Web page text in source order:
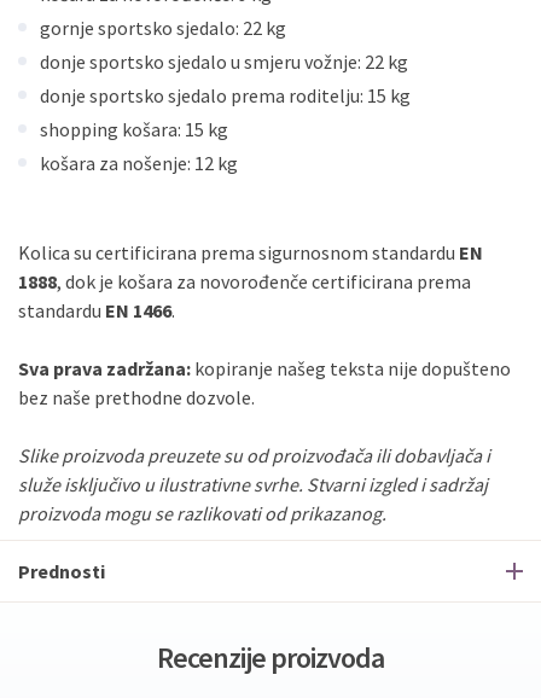
gornje sportsko sjedalo: 22 kg
donje sportsko sjedalo u smjeru vožnje: 22 kg
donje sportsko sjedalo prema roditelju: 15 kg
shopping košara: 15 kg
košara za nošenje: 12 kg
Kolica su certificirana prema sigurnosnom standardu EN
1888, dok je košara za novorođenče certificirana prema
standardu EN 1466.
Sva prava zadržana: kopiranje našeg teksta nije dopušteno
bez naše prethodne dozvole.
Slike proizvoda preuzete su od proizvođača ili dobavljača i
služe isključivo u ilustrativne svrhe. Stvarni izgled i sadržaj
proizvoda mogu se razlikovati od prikazanog.
Prednosti
Recenzije proizvoda